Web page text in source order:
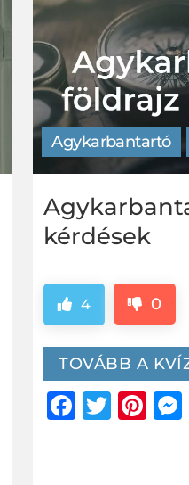
Agykarbantartó
kérdések
4 0
TOVÁBB A